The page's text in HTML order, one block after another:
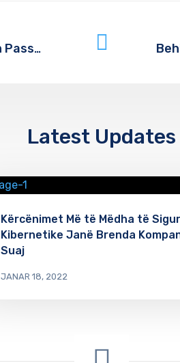
Cyber Security Matters: 20 Most Common Passwords Found On The Dark Web
Latest Updates
Kërcënimet Më të Mëdha të
Kibernetike Janë Brenda
Suaj
JANAR 18, 2022